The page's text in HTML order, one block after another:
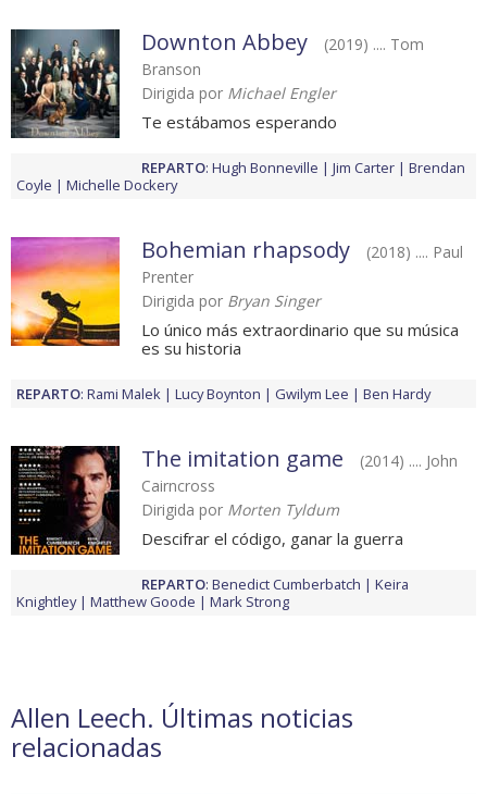
Downton Abbey
(2019) .... Tom
Branson
Dirigida por Michael Engler
Te estábamos esperando
REPARTO: Hugh Bonneville Jim Carter
Brendan
Coyle
Michelle Dockery
Bohemian rhapsody
(2018) .... Paul
Prenter
Dirigida por Bryan Singer
Lo único más extraordinario que su música
es su historia
REPARTO: Rami Malek Lucy Boynton Gwilym Lee Ben Hardy
The imitation game
(2014) .... John
Cairncross
Dirigida por Morten Tyldum
Descifrar el código, ganar la guerra
REPARTO: Benedict Cumberbatch
Keira
Knightley
Matthew Goode Mark Strong
Allen Leech. Últimas noticias
relacionadas